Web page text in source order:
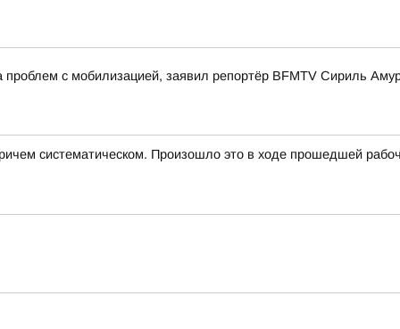
с мобилизацией, заявил репортёр BFMTV Сириль
систематическом. Произошло это в ходе прошедшей